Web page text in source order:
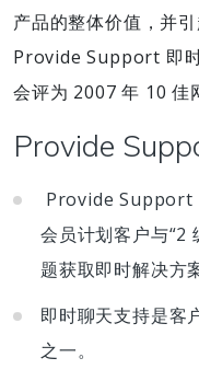
产品的整体价值，并
Provide Support 即
会评为 2007 年 10 佳
Provide
Provide Support
会员计划客户与“2
题获取即时解决方
即时聊天支持是客
之一。